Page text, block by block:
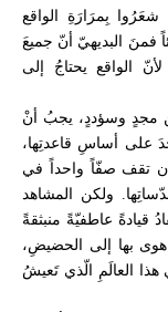
بِمرَارَةِ الواقع
فمنَ البديهيّ أنّ جميعَ
الواقع يحتاجُ إلى
مجدٍ وسؤددٍ، يجبُ أنْ
على أساسِ قاعدتِها،
تقف صفّاً واحداً في
ولكن المشاهد
قيادةً عاطفيّةً منبثقةً
هوى بها إلى الحضيضِ،
هذا العالَمِ الّذي تَعيشُ